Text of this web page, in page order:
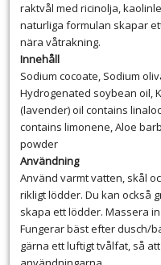
raktvål med ricinolja,
naturliga formulan skapar
nära våtrakning.
Innehåll
Sodium cocoate, Sodium
Hydrogenated soybean oil,
(lavender) oil contains
contains limonene, Aloe
powder
Användning
Använd varmt vatten, skål
rikligt lödder. Du kan också
skapa ett lödder. Massera
Fungerar bäst efter dusch/
gärna ett luftigt tvålfat, så